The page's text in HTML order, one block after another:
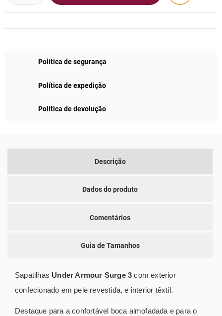
Política de segurança
Política de expedição
Política de devolução
Descrição
Dados do produto
Comentários
Guia de Tamanhos
Sapatilhas Under Armour Surge 3 com exterior
confecionado em pele revestida, e interior têxtil.
Destaque para a confortável boca almofadada e para o